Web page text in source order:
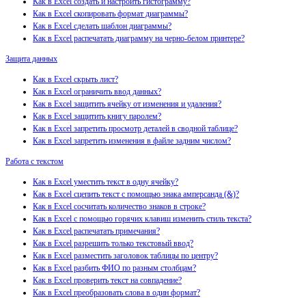
Как в Excel скопировать формат диаграммы?
Как в Excel сделать шаблон диаграммы?
Как в Excel распечатать диаграмму на черно-белом принтере?
Защита данных
Как в Excel скрыть лист?
Как в Excel ограничить ввод данных?
Как в Excel защитить ячейку от изменения и удаления?
Как в Excel защитить книгу паролем?
Как в Excel запретить просмотр деталей в сводной таблице?
Как в Excel запретить изменения в файле задним числом?
Работа с текстом
Как в Excel уместить текст в одну ячейку?
Как в Excel сцепить текст с помощью знака амперсанда (&)?
Как в Excel сосчитать количество знаков в строке?
Как в Excel с помощью горячих клавиш изменить стиль текста?
Как в Excel распечатать примечания?
Как в Excel разрешить только текстовый ввод?
Как в Excel разместить заголовок таблицы по центру?
Как в Excel разбить ФИО по разным столбцам?
Как в Excel проверить текст на совпадение?
Как в Excel преобразовать слова в один формат?